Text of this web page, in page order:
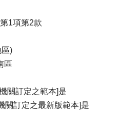
1項第2款
區)
區
關訂定之範本]是
關訂定之最新版範本]是